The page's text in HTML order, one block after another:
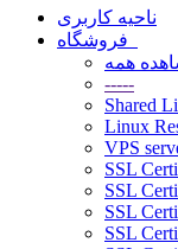
ناوبریناحیه کاربری
همه
-----
Shared
Linux
VPS
SSL
SSL
SSL
SSL